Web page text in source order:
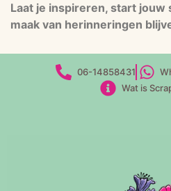
Laat je inspireren, start jouw
maak van herinneringen
06-14858431
Wat is